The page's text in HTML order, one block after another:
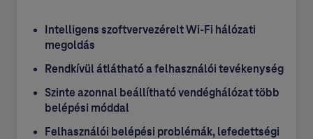
Intelligens szoftvervezérelt Wi-Fi hálózati
megoldás
Rendkívül átlátható a felhasználói tevékenység
Szinte azonnal beállítható vendéghálózat több
belépési móddal
Felhasználói belépési problémák, lefedettségi